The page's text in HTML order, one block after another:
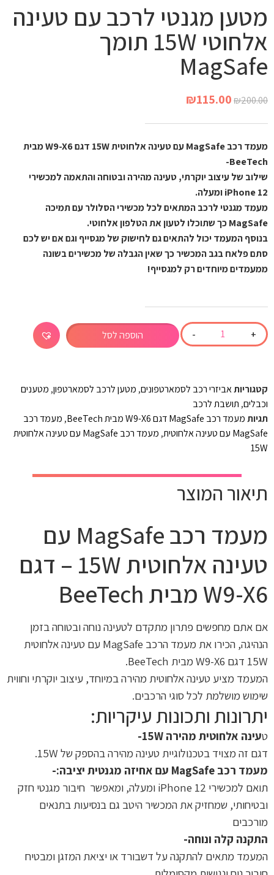
מטען מגנטי לרכב עם טעינה
אלחוטי 15W תומך
MagSafe
₪200.00
₪115.00
מעמד רכב MagSafe עם טעינה אלחוטית 15W דגם W9-X6 מבית
BeeTech-
שילוב של עיצוב יוקרתי, טעינה מהירה ובטוחה והתאמה למכשירי
iPhone 12 ומעלה.
מעמד מגנטי לרכב המתאים לכל מכשירי הסלולר עם תמיכה
MagSafe כך שתוכלו לטעון את הטלפון אלחוטי.
בנוסף המעמד יכול להתאים גם לחישוק של מגסייף וגם אם יש לכם
סתם פלאח בגב המכשיר כך שאין הגבלה של מכשירים בשונה
ממעמדים מיוחדים רק למגסייף!
+
- הוספה לסל
קטגוריותאביזרי רכב לסמארטפונים, מטען לרכב לסמארטפון, מטענים
וכבלים, תושבת לרכב
תגיותמעמד רכב MagSafe דגם W9-X6 מבית BeeTech , מעמד רכב
MagSafe עם טעינה אלחוטית
,
מעמד רכב MagSafe עם טעינה אלחוטית
15W
תיאור המוצר
מעמד רכב MagSafe עם
טעינה אלחוטית 15W – דגם
W9-X6 מבית BeeTech
אם אתם מחפשים פתרון מתקדם לטעינה נוחה ובטוחה בזמן
הנהיגה, הכירו את מעמד הרכב MagSafe עם טעינה אלחוטית
15W דגם W9-X6 מבית BeeTech.
המעמד מציע טעינה אלחוטית מהירה במיוחד, עיצוב יוקרתי וחווית
שימוש מושלמת לכל סוגי הרכבים.
יתרונות ותכונות עיקריות:
טעינה אלחוטית מהירה 15W-
דגם זה מצויד בטכנולוגיית טעינה מהירה בהספק של 15W.
מעמד רכב MagSafe עם אחיזה מגנטית יציבה:-
תואם למכשירי iPhone 12 ומעלה, ומאפשר חיבור מגנטי חזק
ובטיחותי, שמחזיק את המכשיר היטב גם בנסיעות בתנאים
מורכבים
התקנה קלה ונוחה-
המעמד מתאים להתקנה על דשבורד או יציאת המזגן ומבטיח